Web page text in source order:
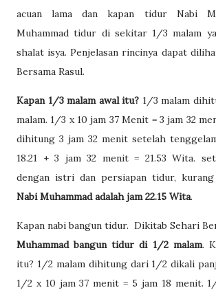
acuan lama dan kapan tidur Nabi
Muhammad tidur di sekitar 1/3 malam
shalat isya. Penjelasan rincinya dapat
Bersama Rasul.
Kapan 1/3 malam awal itu? 1/3 malam
malam. 1/3 x 10 jam 37 Menit = 3 jam 32
dihitung 3 jam 32 menit setelah
18.21 + 3 jam 32 menit = 21.53 Wita.
dengan istri dan persiapan tidur,
Nabi Muhammad adalah jam 22.15 Wita.
Kapan nabi bangun tidur. Dikitab Sehari
Muhammad bangun tidur di 1/2 malam.
itu? 1/2 malam dihitung dari 1/2 dikali
1/2 x 10 jam 37 menit = 5 jam 18 menit.